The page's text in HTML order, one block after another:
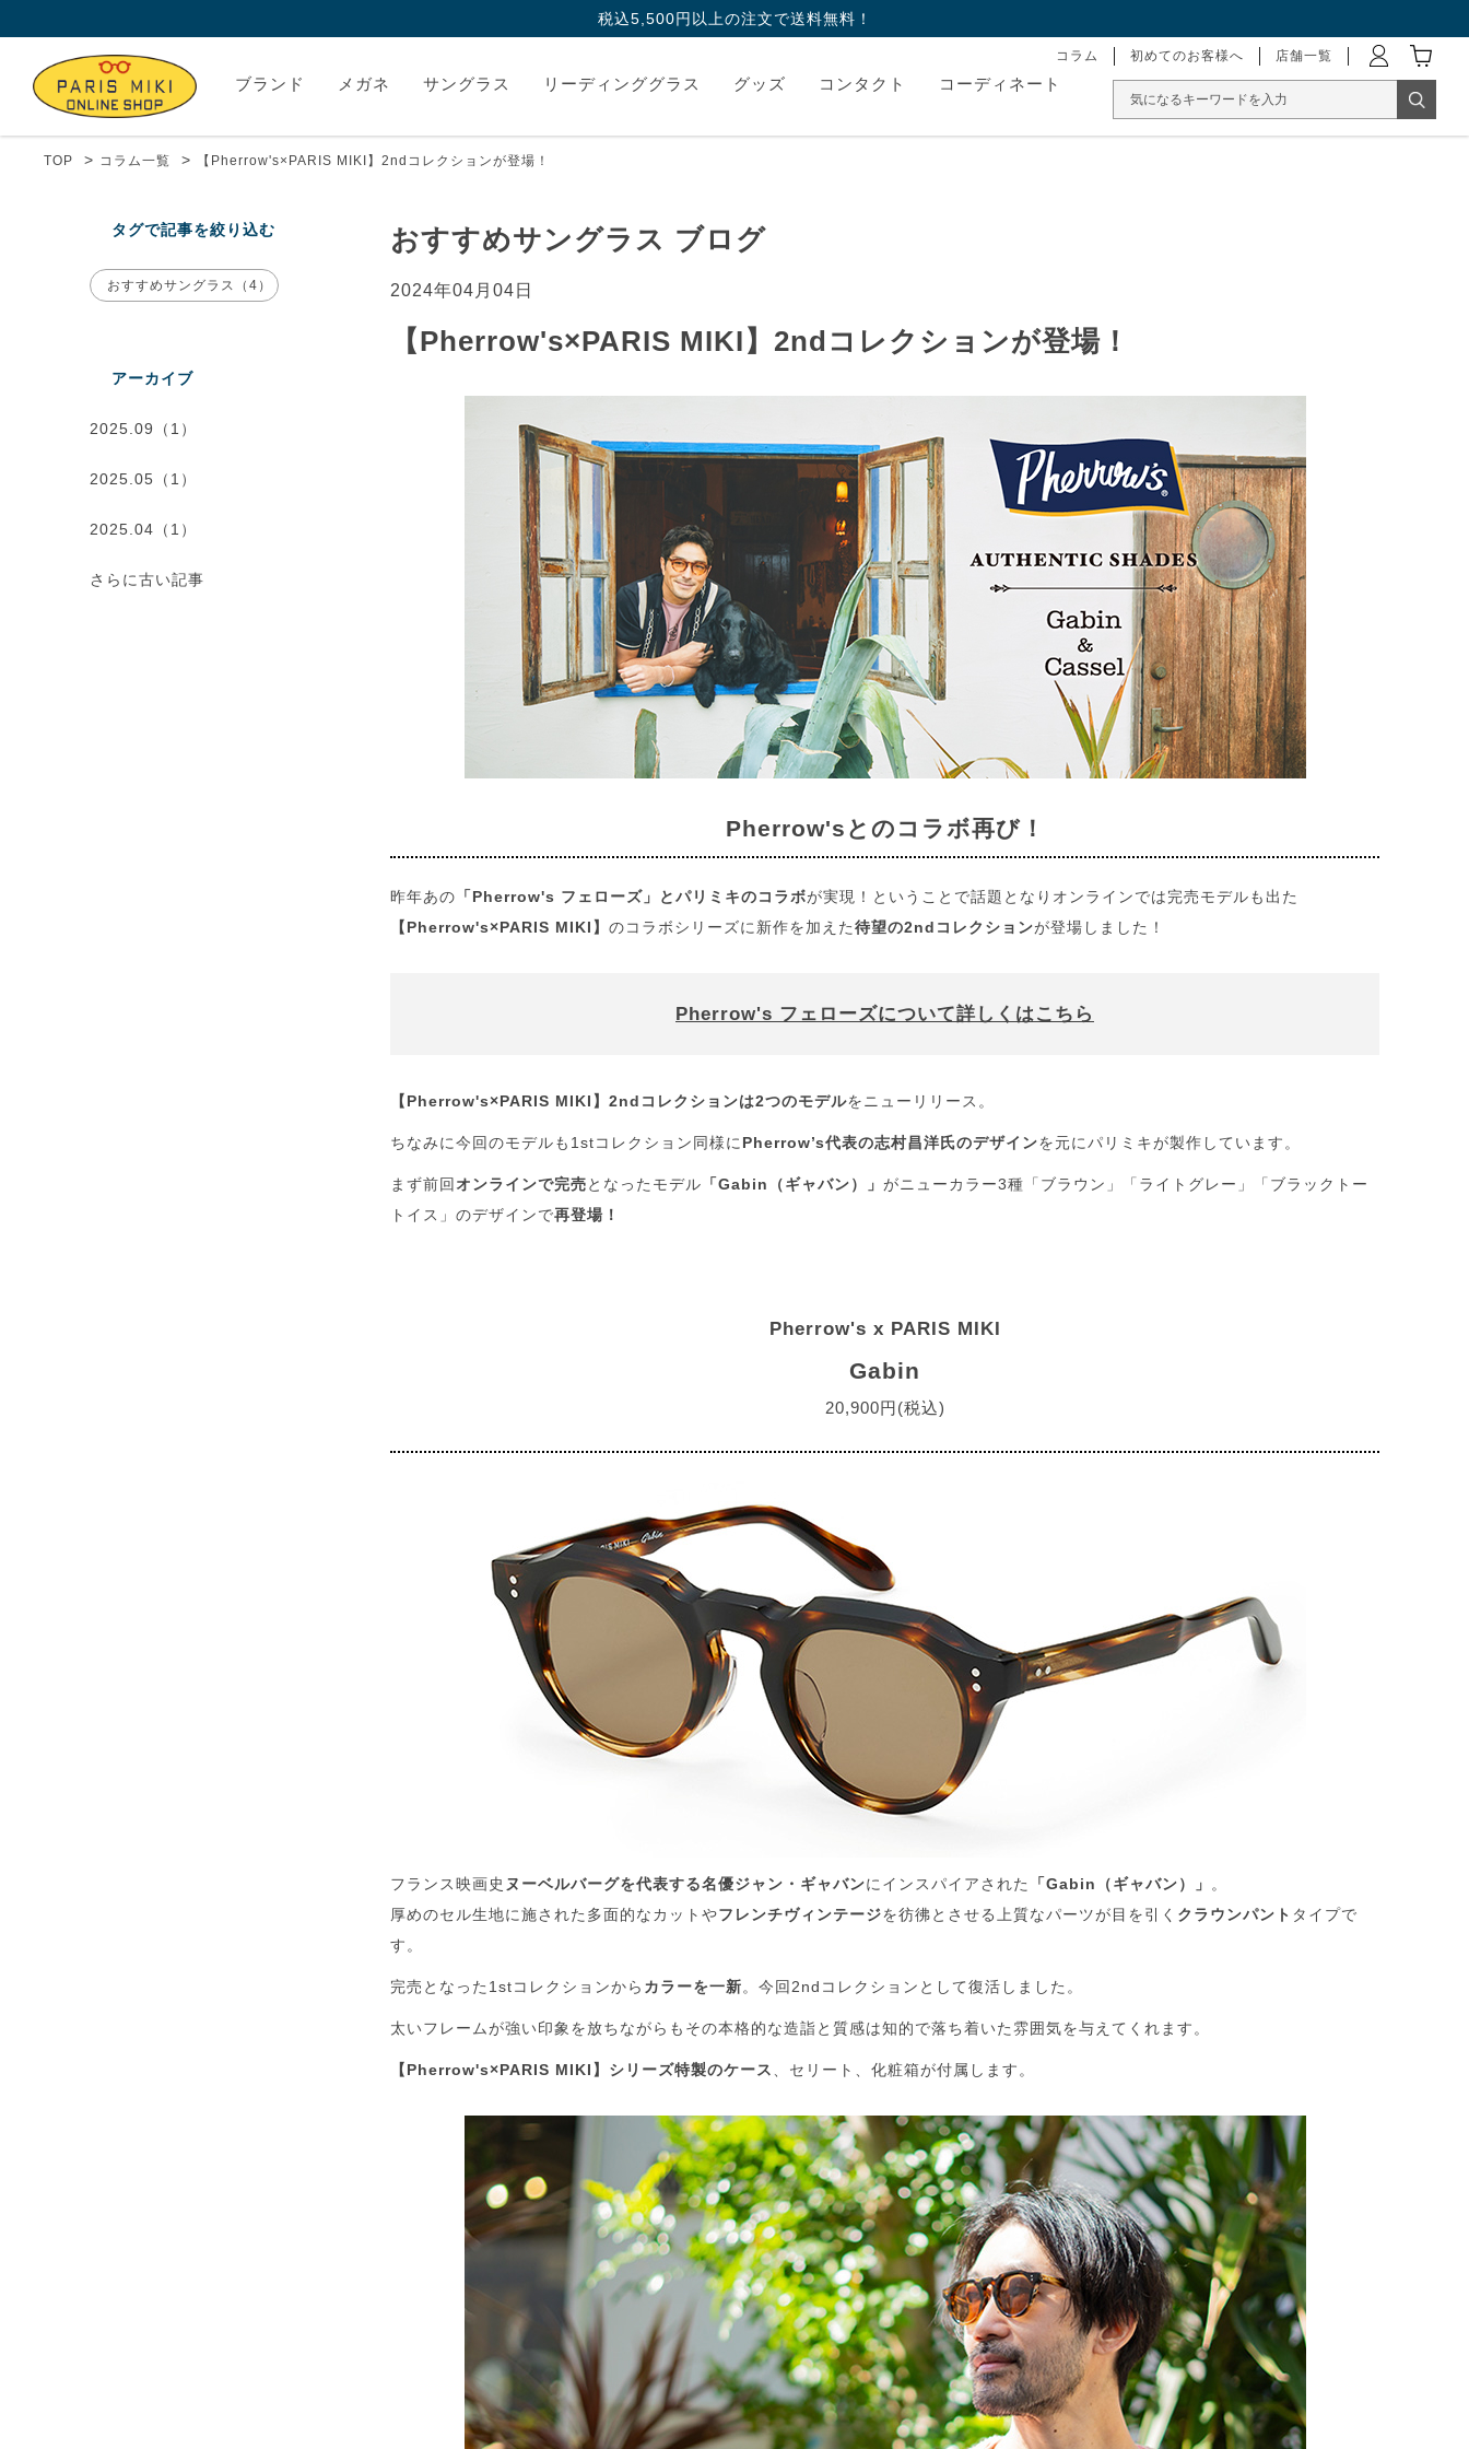
税込5,500円以上の注文で送料無料！
コラム 初めてのお客様へ 店舗一覧
ブランド メガネ サングラス リーディンググラス グッズ コンタクト コーディネート
TOP > コラム一覧 > 【Pherrow's×PARIS MIKI】2ndコレクションが登場！
タグで記事を絞り込む
おすすめサングラス（4）
アーカイブ
2025.09（1）
2025.05（1）
2025.04（1）
さらに古い記事
おすすめサングラス ブログ
2024年04月04日
【Pherrow's×PARIS MIKI】2ndコレクションが登場！
Pherrow'sとのコラボ再び！
昨年あの 「Pherrow's フェローズ」とパリミキのコラボが実現！ということで話題となりオンラインでは完売モデルも出た
【Pherrow's×PARIS MIKI】 のコラボシリーズに新作を加えた待望の2ndコレクションが登場しました！
Pherrow's フェローズについて詳しくはこちら
【Pherrow's×PARIS MIKI】2ndコレクションは2つのモデルをニューリリース。
ちなみに今回のモデルも1stコレクション同様に Pherrow’s代表の志村昌洋氏のデザインを元にパリミキが製作しています。
まず前回オンラインで完売となったモデル 「Gabin（ギャバン）」 がニューカラー3種「ブラウン」「ライトグレー」「ブラックトー
トイス」のデザインで再登場！
Pherrow's x PARIS MIKI
Gabin
20,900円(税込)
フランス映画史 ヌーベルバーグを代表する名優ジャン・ギャバンにインスパイアされた 「Gabin（ギャバン）」
。
厚めのセル生地に施された多面的なカットやフレンチヴィンテージを彷彿とさせる上質なパーツが目を引く クラウンパント タイプで
す。
完売となった1stコレクションから カラーを一新。今回2ndコレクションとして復活しました。
太いフレームが強い印象を放ちながらもその本格的な造詣と質感は知的で落ち着いた雰囲気を与えてくれます。
【Pherrow's×PARIS MIKI】シリーズ特製のケース 、セリート、化粧箱が付属します。